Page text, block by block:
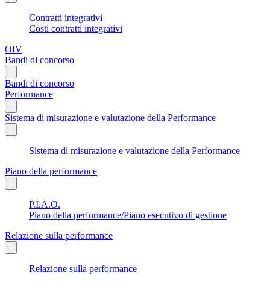
Contratti integrativi
Costi contratti integrativi
OIV
Bandi di concorso
Bandi di concorso
Performance
Sistema di misurazione e valutazione della Performance
Sistema di misurazione e valutazione della Performance
Piano della performance
P.I.A.O.
Piano della performance/Piano esecutivo di gestione
Relazione sulla performance
Relazione sulla performance